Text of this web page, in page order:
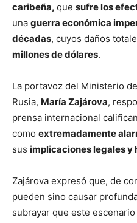
caribeña, que sufre los
una guerra económica
décadas, cuyos daños
millones de dólares.
La portavoz del Ministerio
Rusia, María Zajárova,
prensa internacional
como extremadamente
sus implicaciones legales y
Zajárova expresó que, de
pueden sino causar
subrayar que este